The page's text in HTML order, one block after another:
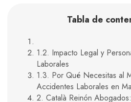
Tabla de
1.2. Impacto Legal y
Laborales
1.3. Por Qué Necesitas al
Accidentes Laborales en
2. Català Reinón